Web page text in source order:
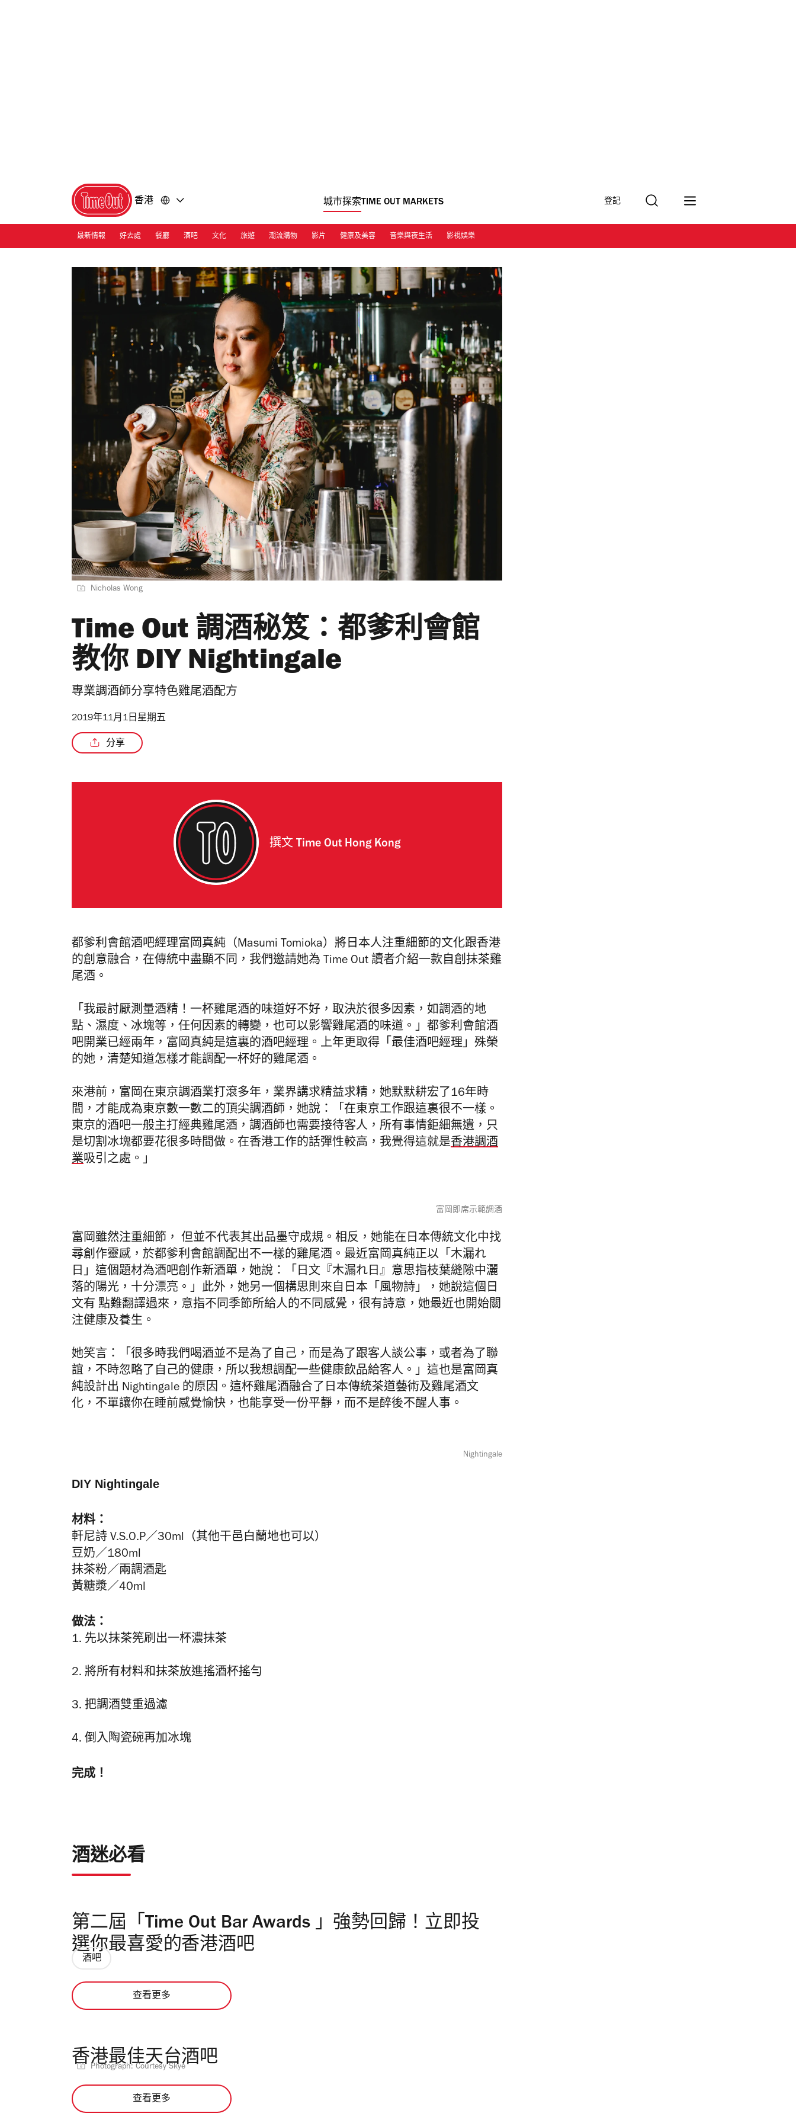
香港 城市探索TIME OUT MARKETS 登記
最新情報 好去處 餐廳 酒吧 文化 旅遊 潮流購物 影片 健康及美容 音樂與夜生活 影視娛樂
Nicholas Wong
Time Out 調酒秘笈：都爹利會館
教你 DIY Nightingale
專業調酒師分享特色雞尾酒配方
2019年11月1日星期五
分享
撰文 Time Out Hong Kong
都爹利會館酒吧經理富岡真純（Masumi Tomioka）將日本人注重細節的文化跟香港
的創意融合，在傳統中盡顯不同，我們邀請她為 Time Out 讀者介紹一款自創抹茶雞
尾酒。
「我最討厭測量酒精！一杯雞尾酒的味道好不好，取決於很多因素，如調酒的地
點、濕度、冰塊等，任何因素的轉變，也可以影響雞尾酒的味道。」都爹利會館酒
吧開業已經兩年，富岡真純是這裏的酒吧經理。上年更取得「最佳酒吧經理」殊榮
的她，清楚知道怎樣才能調配一杯好的雞尾酒。
來港前，富岡在東京調酒業打滾多年，業界講求精益求精，她默默耕宏了16年時
間，才能成為東京數一數二的頂尖調酒師，她說：「在東京工作跟這裏很不一樣。
東京的酒吧一般主打經典雞尾酒，調酒師也需要接待客人，所有事情鉅細無遺，只
是切割冰塊都要花很多時間做。在香港工作的話彈性較高，我覺得這就是香港調酒
業吸引之處。」
富岡即席示範調酒
富岡雖然注重細節， 但並不代表其出品墨守成規。相反，她能在日本傳統文化中找
尋創作靈感，於都爹利會館調配出不一樣的雞尾酒。最近富岡真純正以「木漏れ
日」這個題材為酒吧創作新酒單，她說：「日文『木漏れ日』意思指枝葉縫隙中灑
落的陽光，十分漂亮。」此外，她另一個構思則來自日本「風物詩」，她說這個日
文有 點難翻譯過來，意指不同季節所給人的不同感覺，很有詩意，她最近也開始關
注健康及養生。
她笑言：「很多時我們喝酒並不是為了自己，而是為了跟客人談公事，或者為了聯
誼，不時忽略了自己的健康，所以我想調配一些健康飲品給客人。」這也是富岡真
純設計出 Nightingale 的原因。這杯雞尾酒融合了日本傳統茶道藝術及雞尾酒文
化，不單讓你在睡前感覺愉快，也能享受一份平靜，而不是醉後不醒人事。
Nightingale
DIY Nightingale
材料：
軒尼詩 V.S.O.P／ 30ml（其他干邑白蘭地也可以）
豆奶／180ml
抹茶粉／兩調酒匙
黃糖漿／40ml
做法：
1. 先以抹茶筅刷出一杯濃抹茶
2. 將所有材料和抹茶放進搖酒杯搖勻
3. 把調酒雙重過濾
4. 倒入陶瓷碗再加冰塊
完成！
酒迷必看
第二屆「Time Out Bar Awards 」強勢回歸！立即投
選你最喜愛的香港酒吧
酒吧
查看更多
香港最佳天台酒吧
Photograph: Courtesy Skye
查看更多